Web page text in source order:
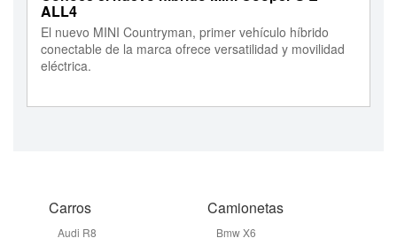
ALL4
El nuevo MINI Countryman, primer vehículo híbrido
conectable de la marca ofrece versatilidad y movilidad
eléctrica.
Carros
Audi R8
Camionetas
Bmw X6